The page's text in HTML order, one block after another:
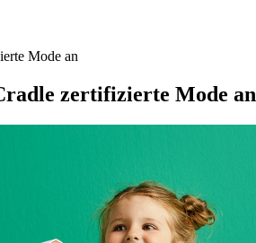
Mode an
zertifizierte Mode an